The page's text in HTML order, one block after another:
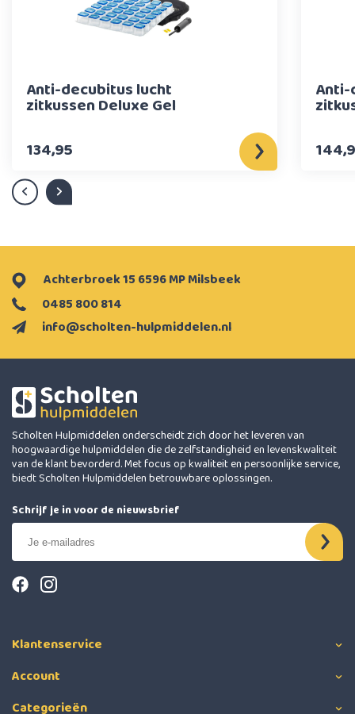
Anti-decubitus lucht
zitkussen Deluxe Gel
134,95
info@scholten-hulpmiddelen.nl
0485 800 814
Achterbroek 15 6596 MP Milsbeek
Scholten Hulpmiddelen onderscheidt zich door het leveren van
hoogwaardige hulpmiddelen die de zelfstandigheid en levenskwaliteit
van de klant bevorderd. Met focus op kwaliteit en persoonlijke service,
biedt Scholten Hulpmiddelen betrouwbare oplossingen.
Schrijf je in voor de nieuwsbrief
Klantenservice
Account
Categorieën